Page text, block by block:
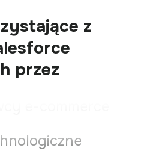
z
przez
i
opieki zdrowotnej
e-commerce